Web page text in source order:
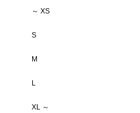
～ XS
S
M
L
XL ～